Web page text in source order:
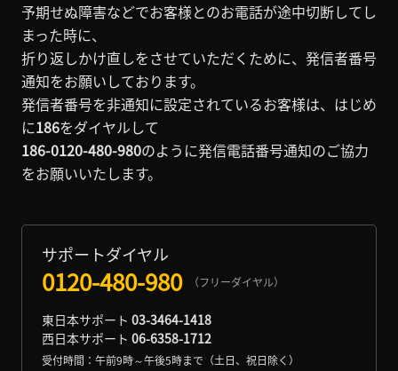
予期せぬ障害などでお客様とのお電話が途中切断してし
まった時に、
折り返しかけ直しをさせていただくために、 発信者番号
通知をお願いしております。
発信者番号を非通知に設定されているお客様は、はじめ
に186をダイヤルして
186-0120-480-980のように発信電話番号通知のご協力
をお願いいたします。
サポートダイヤル
0120-480-980 （フリーダイヤル）
東日本サポート 03-3464-1418
西日本サポート 06-6358-1712
受付時間：午前9時～午後5時まで （土日、祝日除く）